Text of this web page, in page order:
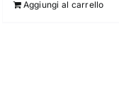
Aggiungi al carrello